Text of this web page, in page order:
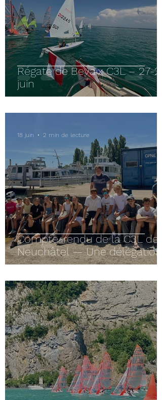
Régate de Bevaix C3L – 27-28
juin
Compte-rendu de la C3L de
Neuchâtel — Une délégation
record pour le CNB !
18 juin 2 min de lecture
3 juin 2 min de lecture